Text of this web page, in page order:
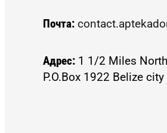
Почта:
Адрес: 1 1/2 Miles
P.O.Box 1922 Belize city